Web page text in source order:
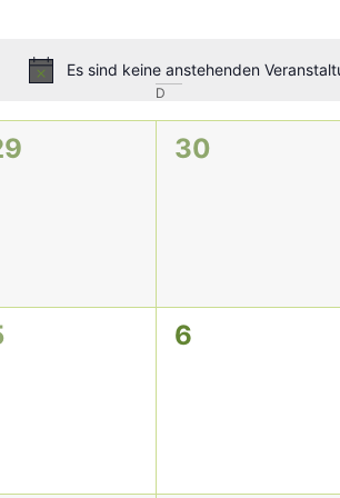
Hinweis
Es sind keine anstehenden
D
0
30
0
6